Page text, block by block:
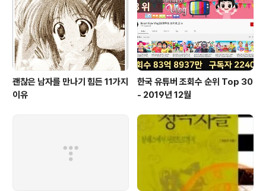
괜찮은 남자를 만나기 힘든 11가지
이유
한국 유튜버 조회수 순위 Top 30
- 2019년 12월